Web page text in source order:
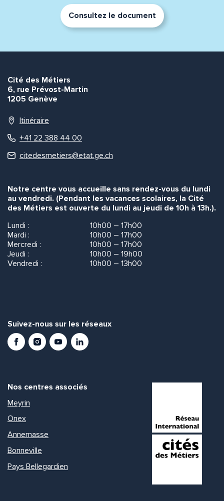
Consultez le document
Cité des Métiers
6, rue Prévost-Martin
1205 Genève
Itinéraire
+41 22 388 44 00
citedesmetiers@etat.ge.ch
Notre centre vous accueille sans rendez-vous du lundi
au vendredi. (Pendant les vacances scolaires, la Cité
des Métiers est ouverte du lundi au jeudi de 10h à 13h.).
Lundi :
10h00 – 17h00
Mardi :
10h00 – 17h00
Mercredi :
10h00 – 17h00
Jeudi :
10h00 – 19h00
Vendredi :
10h00 – 13h00
Suivez-nous sur les réseaux
FacebookInstagramYoutubeLinkedIn
Nos centres associés
Meyrin
Onex
Annemasse
Bonneville
Pays Bellegardien